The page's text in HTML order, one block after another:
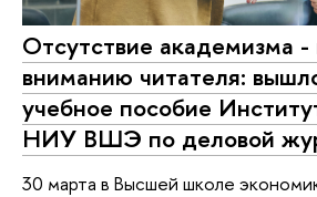
Отсутствие академизма
вниманию читателя:
учебное пособие
НИУ ВШЭ по деловой
30 марта в Высшей школе